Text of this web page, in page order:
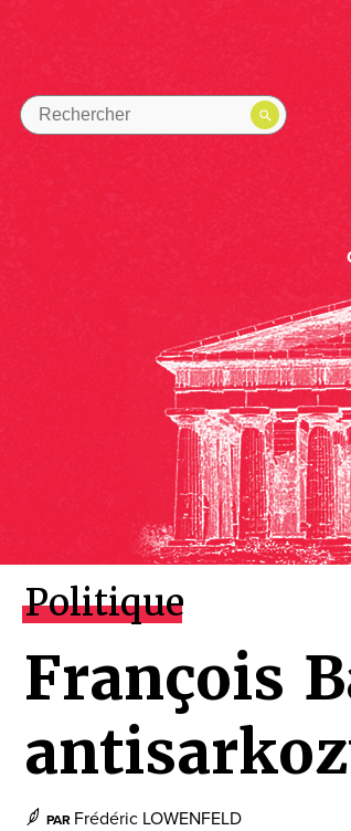
Politique
François
PAR Frédéric LOWENFELD